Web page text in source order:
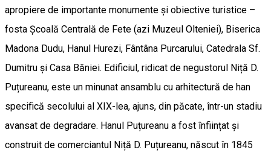
apropiere de importante monumente și obiective turistice –
fosta Școală Centrală de Fete (azi Muzeul Olteniei), Biserica
Madona Dudu, Hanul Hurezi, Fântâna Purcarului, Catedrala Sf.
Dumitru și Casa Băniei. Edificiul, ridicat de negustorul Niță D.
Puțureanu, este un minunat ansamblu cu arhitectură de han
specifică secolului al XIX-lea, ajuns, din păcate, într-un stadiu
avansat de degradare. Hanul Puțureanu a fost înființat și
construit de comerciantul Niță D. Puțureanu, născut în 1845